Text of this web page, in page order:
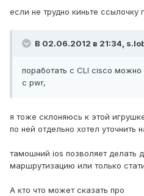
если не трудно киньте
В 02.06.2012 в 21:34,
поработать с CLI cisco
с pwr,
я тоже склоняюсь к этой
по ней отдельно хотел уточнить
тамошний ios позволяет делать
маршрутизацию или только
А кто что может сказать про